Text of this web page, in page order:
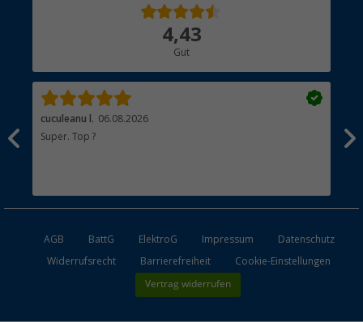
4,43
Gut
cuculeanu l. 06.08.2026
Super. Top ?
AGB BattG ElektroG Impressum
Datenschutz
Widerrufsrecht
Barrierefreiheit Cookie-Einstellungen
Vertrag widerrufen